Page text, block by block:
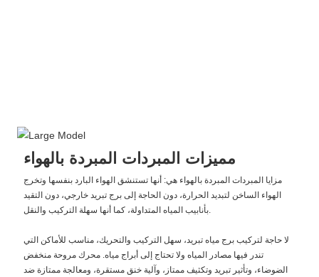
مميزات المبردات المبردة بالهواء
مزايا المبردات المبردة بالهواء هي: أنها تستنشق الهواء البارد بنفسها وتخرج
الهواء الساخن لتبديد الحرارة، دون الحاجة إلى برج تبريد خارجي، دون التقيد
بأنابيب المياه المتداولة، كما أنها سهلة التركيب والنقل.
لا حاجة لتركيب برج مياه تبريد، سهل التركيب والتحريك، مناسب للأماكن التي
تندر فيها مصادر المياه ولا تحتاج إلى أبراج مياه. محرك مروحة منخفض
الضوضاء، وتأثير تبريد وتكثيف ممتاز، وآلية خنق مستقرة، ومعالجة ممتازة ضد